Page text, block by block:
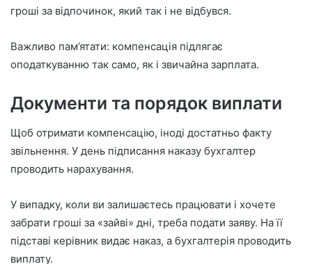
гроші за відпочинок, який так і не відбувся.
Важливо пам’ятати: компенсація підлягає
оподаткуванню так само, як і звичайна зарплата.
Документи та порядок виплати
Щоб отримати компенсацію, іноді достатньо факту
звільнення. У день підписання наказу бухгалтер
проводить нарахування.
У випадку, коли ви залишаєтесь працювати і хочете
забрати гроші за «зайві» дні, треба подати заяву. На її
підставі керівник видає наказ, а бухгалтерія проводить
виплату.